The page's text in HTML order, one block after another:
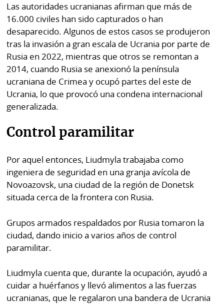
Las autoridades ucranianas afirman que más de
16.000 civiles han sido capturados o han
desaparecido. Algunos de estos casos se produjeron
tras la invasión a gran escala de Ucrania por parte de
Rusia en 2022, mientras que otros se remontan a
2014, cuando Rusia se anexionó la península
ucraniana de Crimea y ocupó partes del este de
Ucrania, lo que provocó una condena internacional
generalizada.
Control paramilitar
Por aquel entonces, Liudmyla trabajaba como
ingeniera de seguridad en una granja avícola de
Novoazovsk, una ciudad de la región de Donetsk
situada cerca de la frontera con Rusia.
Grupos armados respaldados por Rusia tomaron la
ciudad, dando inicio a varios años de control
paramilitar.
Liudmyla cuenta que, durante la ocupación, ayudó a
cuidar a huérfanos y llevó alimentos a las fuerzas
ucranianas, que le regalaron una bandera de Ucrania